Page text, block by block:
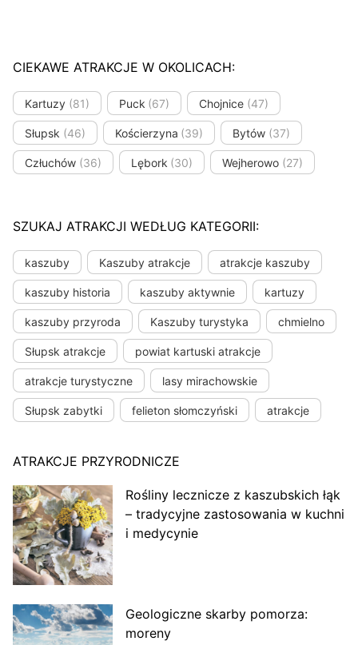
CIEKAWE ATRAKCJE W OKOLICACH:
Kartuzy (81) Puck (67) Chojnice (47)
Słupsk (46) Kościerzyna (39) Bytów (37)
Człuchów (36) Lębork (30) Wejherowo (27)
SZUKAJ ATRAKCJI WEDŁUG KATEGORII:
kaszuby Kaszuby atrakcje atrakcje kaszuby
kaszuby historia kaszuby aktywnie kartuzy
kaszuby przyroda Kaszuby turystyka chmielno
Słupsk atrakcje powiat kartuski atrakcje
atrakcje turystyczne lasy mirachowskie
Słupsk zabytki felieton słomczyński atrakcje
ATRAKCJE PRZYRODNICZE
Rośliny lecznicze z kaszubskich łąk
– tradycyjne zastosowania w kuchni
i medycynie
Geologiczne skarby pomorza:
moreny